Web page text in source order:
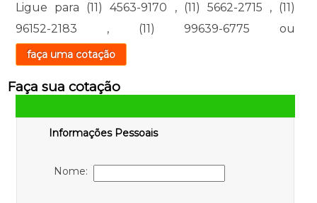
Ligue para (11) 4563-9170 , (11) 5662-2715 , (11)
96152-2183
, (11) 99639-6775 ou
faça uma cotação
Faça sua cotação
Informações Pessoais
Nome: